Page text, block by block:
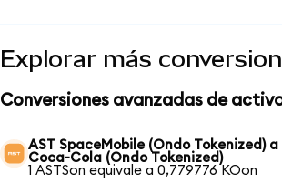
Explorar más
Conversiones avanzadas de
AST SpaceMobile (Ondo Tokenized) a
Coca-Cola (Ondo Tokenized)
1 ASTSon equivale a 0,779776 KOon